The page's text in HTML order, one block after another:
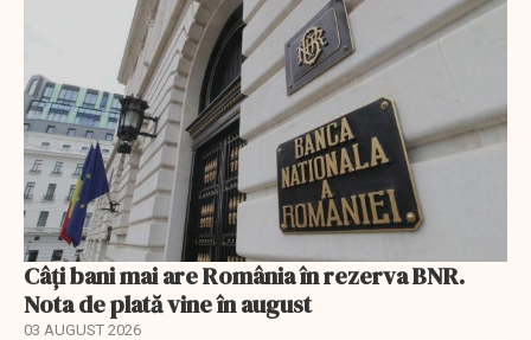
Câți bani mai are România în rezerva BNR.
Nota de plată vine în august
03 AUGUST 2026